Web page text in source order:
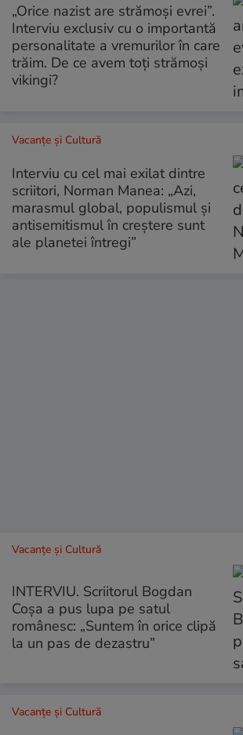
„Orice nazist are strămoşi evrei”.
Interviu exclusiv cu o importantă
personalitate a vremurilor în care
trăim. De ce avem toți strămoși
vikingi?
Vacanțe și Cultură
Interviu cu cel mai exilat dintre
scriitori, Norman Manea: „Azi,
marasmul global, populismul și
antisemitismul în creștere sunt
ale planetei întregi”
Vacanțe și Cultură
INTERVIU. Scriitorul Bogdan
Coșa a pus lupa pe satul
românesc: „Suntem în orice clipă
la un pas de dezastru”
Vacanțe și Cultură